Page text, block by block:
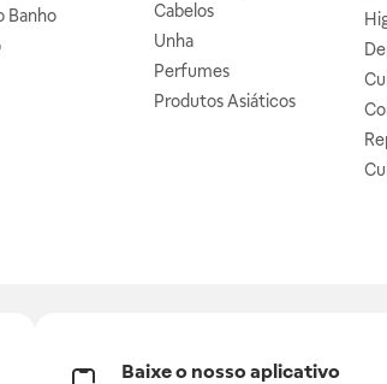
Banho
Cabelos
Unha
Perfumes
Produtos Asiáticos
Baixe o nosso aplicativo